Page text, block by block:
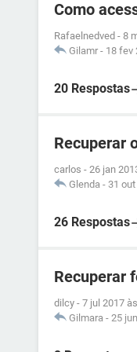
Como
Rafaelnedved - 8
Gilamr - 18 fev
20 Respostas
Recuperar
carlos - 26 jan
Glenda - 31
26 Respostas
Recuperar
dilcy - 7 jul 2017
Gilmara - 25